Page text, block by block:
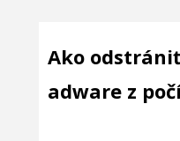
Ako
adware z